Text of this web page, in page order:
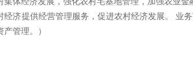
济提供经营管理服务，促进农村经济发展。 业
管理。）